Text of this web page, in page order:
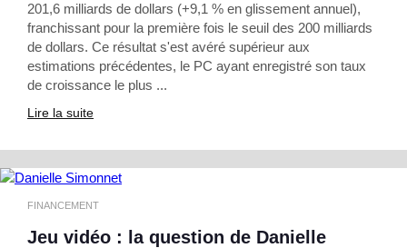
201,6 milliards de dollars (+9,1 % en glissement annuel),
franchissant pour la première fois le seuil des 200 milliards
de dollars. Ce résultat s'est avéré supérieur aux
estimations précédentes, le PC ayant enregistré son taux
de croissance le plus ...
Lire la suite
FINANCEMENT
Jeu vidéo : la question de Danielle